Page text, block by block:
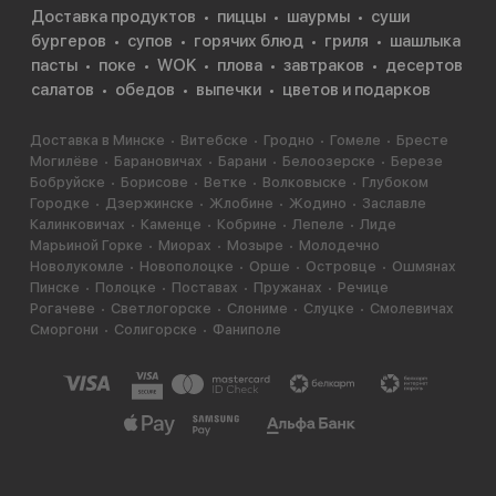
водоросли и кунжутное масло. Как видим, это очень
похоже на карпаччо или тартар. В то время как наша
версия по составу больше напоминает… суши!
тренд. Во-первых, это здоровое и вкусное питание.
Во-вторых, это красиво! Поэтому доставайте
скорее свой телефон и делайте сочную фотографию
с поке!
Доставка продуктов пиццы шаурмы
суши
бургеров
супов горячих блюд гриля
шашлыка
пасты
поке WOK плова завтраков
десертов
салатов
обедов выпечки цветов и подарков
Доставка в Минске Витебске Гродно Гомеле
Бресте
Могилёве
Барановичах Барани Белоозерске
Березе
Бобруйске
Борисове Ветке Волковыске
Глубоком
Городке
Дзержинске Жлобине Жодино
Заславле
Калинковичах
Каменце Кобрине Лепеле
Лиде
Марьиной Горке
Миорах Мозыре
Молодечно
Новолукомле
Новополоцке Орше Островце
Ошмянах
Пинске
Полоцке Поставах Пружанах
Речице
Рогачеве
Светлогорске Слониме Слуцке
Смолевичах
Сморгони
Солигорске Фаниполе